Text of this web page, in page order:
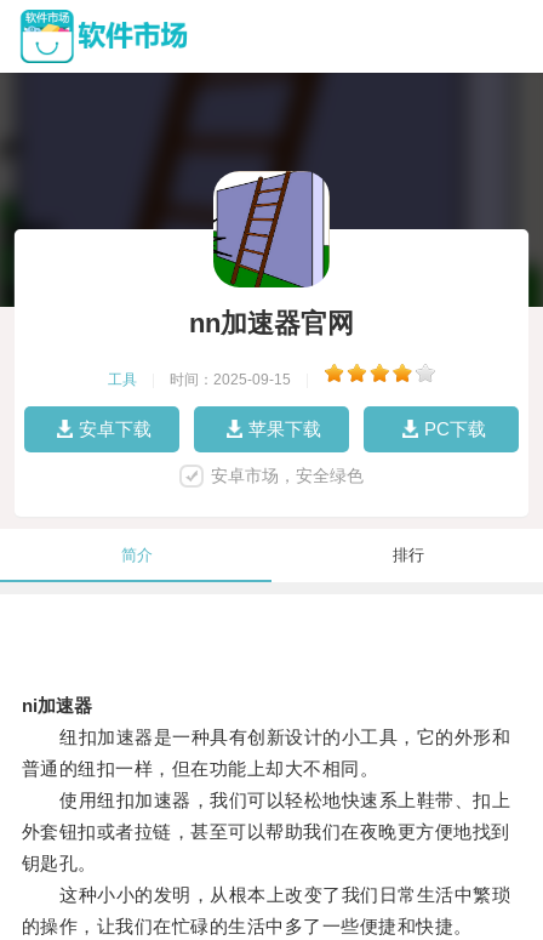
nn加速器官网
工具 时间：2025-09-15
安卓下载 苹果下载 PC下载
安卓市场，安全绿色
简介 排行
ni加速器
纽扣加速器是一种具有创新设计的小工具，它的外形和
普通的纽扣一样，但在功能上却大不相同。
使用纽扣加速器，我们可以轻松地快速系上鞋带、扣上
外套钮扣或者拉链，甚至可以帮助我们在夜晚更方便地找到
钥匙孔。
这种小小的发明，从根本上改变了我们日常生活中繁琐
的操作，让我们在忙碌的生活中多了一些便捷和快捷。